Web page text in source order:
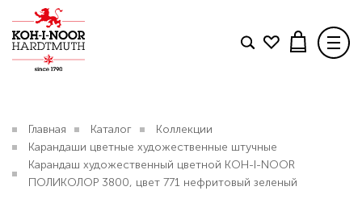
КОЛЛЕКЦИИ
БЛОГ
КОНТАКТЫ
Главная Каталог
Коллекции
Карандаши цветные художественные штучные
Карандаш художественный цветной KOH-I-NOOR
ПОЛИКОЛОР 3800, цвет 771 нефритовый зеленый
Товар добавлен в корзину
Свяжитесь с нами.